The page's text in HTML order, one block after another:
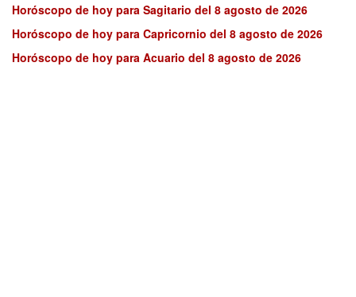
Horóscopo de hoy para Sagitario del 8 agosto de 2026
Horóscopo de hoy para Capricornio del 8 agosto de 2026
Horóscopo de hoy para Acuario del 8 agosto de 2026